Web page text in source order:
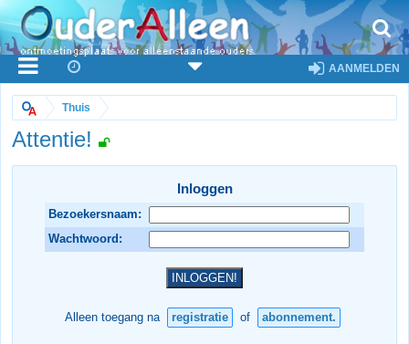
AANMELDEN
Thuis
Attentie!
Inloggen
Bezoekersnaam:
Wachtwoord:
Alleen toegang na registratie of abonnement.